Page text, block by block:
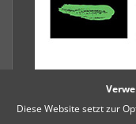
Diese Website setzt zur